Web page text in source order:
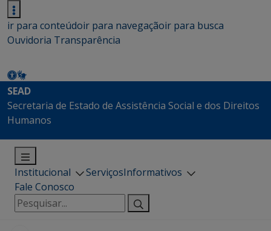
ir para conteúdoir para navegaçãoir para busca
Ouvidoria Transparência
SEAD
Secretaria de Estado de Assistência Social e dos Direitos
Humanos
Institucional ServiçosInformativos
Fale Conosco
Pesquisar
por: